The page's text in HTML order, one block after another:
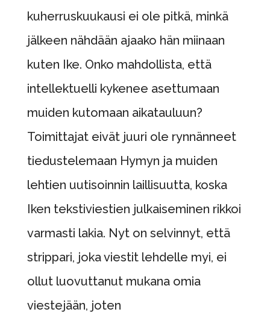
kuherruskuukausi ei ole pitkä, minkä
jälkeen nähdään ajaako hän miinaan
kuten Ike. Onko mahdollista, että
intellektuelli kykenee asettumaan
muiden kutomaan aikatauluun?
Toimittajat eivät juuri ole rynnänneet
tiedustelemaan Hymyn ja muiden
lehtien uutisoinnin laillisuutta, koska
Iken tekstiviestien julkaiseminen rikkoi
varmasti lakia. Nyt on selvinnyt, että
strippari, joka viestit lehdelle myi, ei
ollut luovuttanut mukana omia
viestejään, joten